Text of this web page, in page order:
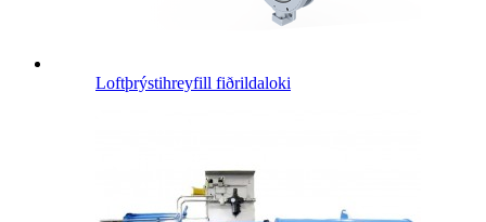
Loftþrýstihreyfill fiðrildaloki